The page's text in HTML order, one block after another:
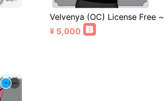
Velvenya (OC) License Free ~
¥ 5,000